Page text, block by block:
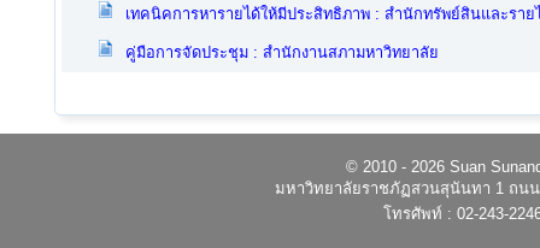
เทคนิคการหารายได้ให้มีประสิทธิภาพ : สำนักทรัพย์สินและราย
คู่มือการจัดประชุม : สำนักงานสภามหาวิทยาลัย
© 2010 - 2026 Suan
มหาวิทยาลัยราชภัฏสวนสุนันทา 1 ถนน
โทรศัพท์ : 02-243-